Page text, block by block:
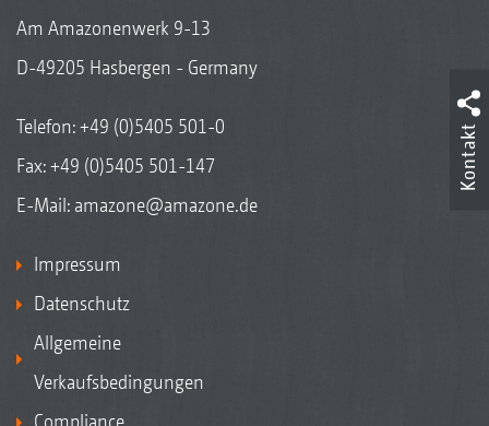
Am Amazonenwerk 9-13
D-49205 Hasbergen - Germany
Telefon:+49 (0)5405 501-0
Fax: +49 (0)5405 501-147
E-Mail: amazone@amazone.de
Impressum
Datenschutz
Allgemeine
Verkaufsbedingungen
Compliance
Kontakt